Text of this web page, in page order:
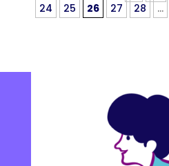
24
25 26 27 28 …